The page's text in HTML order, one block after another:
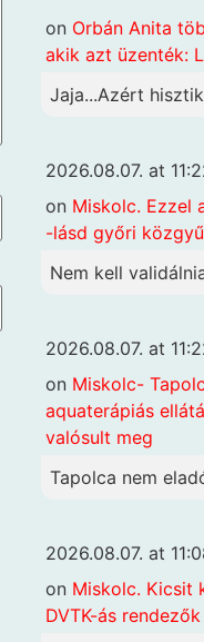
on Orbán Anita
akik azt üzenték:
Jaja...Azért
2026.08.07. at
on Miskolc. Ezzel
-lásd győri
Nem kell
2026.08.07. at
on Miskolc-
aquaterápiás
valósult meg
Tapolca nem
2026.08.07. at
on Miskolc. Kicsit
DVTK-ás rendezők